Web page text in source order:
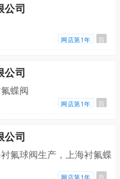
公司
网店第1年 百
公司
蝶阀
网店第1年 百
公司
氟球阀生产，上海衬氟蝶
网店第1年 百